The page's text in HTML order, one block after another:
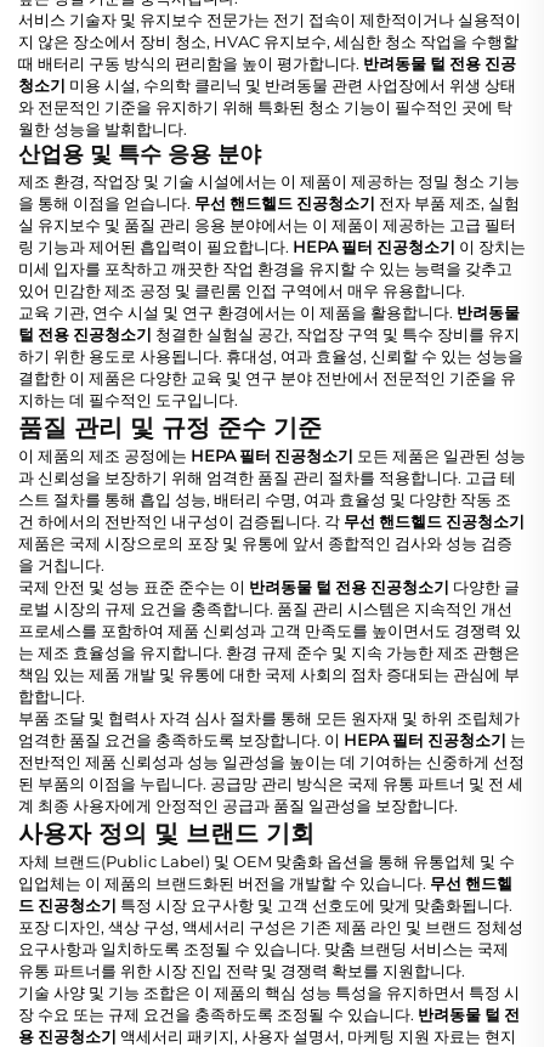
서비스 기술자 및 유지보수 전문가는 전기 접속이 제한적이거나 실용적이
지 않은 장소에서 장비 청소, HVAC 유지보수, 세심한 청소 작업을 수행할
때 배터리 구동 방식의 편리함을 높이 평가합니다. 반려동물 털 전용 진공
청소기 미용 시설, 수의학 클리닉 및 반려동물 관련 사업장에서 위생 상태
와 전문적인 기준을 유지하기 위해 특화된 청소 기능이 필수적인 곳에 탁
월한 성능을 발휘합니다.
산업용 및 특수 응용 분야
제조 환경, 작업장 및 기술 시설에서는 이 제품이 제공하는 정밀 청소 기능
을 통해 이점을 얻습니다. 무선 핸드헬드 진공청소기 전자 부품 제조, 실험
실 유지보수 및 품질 관리 응용 분야에서는 이 제품이 제공하는 고급 필터
링 기능과 제어된 흡입력이 필요합니다. HEPA 필터 진공청소기 이 장치는
미세 입자를 포착하고 깨끗한 작업 환경을 유지할 수 있는 능력을 갖추고
있어 민감한 제조 공정 및 클린룸 인접 구역에서 매우 유용합니다.
교육 기관, 연수 시설 및 연구 환경에서는 이 제품을 활용합니다. 반려동물
털 전용 진공청소기 청결한 실험실 공간, 작업장 구역 및 특수 장비를 유지
하기 위한 용도로 사용됩니다. 휴대성, 여과 효율성, 신뢰할 수 있는 성능을
결합한 이 제품은 다양한 교육 및 연구 분야 전반에서 전문적인 기준을 유
지하는 데 필수적인 도구입니다.
품질 관리 및 규정 준수 기준
이 제품의 제조 공정에는 HEPA 필터 진공청소기 모든 제품은 일관된 성능
과 신뢰성을 보장하기 위해 엄격한 품질 관리 절차를 적용합니다. 고급 테
스트 절차를 통해 흡입 성능, 배터리 수명, 여과 효율성 및 다양한 작동 조
건 하에서의 전반적인 내구성이 검증됩니다. 각 무선 핸드헬드 진공청소기
제품은 국제 시장으로의 포장 및 유통에 앞서 종합적인 검사와 성능 검증
을 거칩니다.
국제 안전 및 성능 표준 준수는 이 반려동물 털 전용 진공청소기 다양한 글
로벌 시장의 규제 요건을 충족합니다. 품질 관리 시스템은 지속적인 개선
프로세스를 포함하여 제품 신뢰성과 고객 만족도를 높이면서도 경쟁력 있
는 제조 효율성을 유지합니다. 환경 규제 준수 및 지속 가능한 제조 관행은
책임 있는 제품 개발 및 유통에 대한 국제 사회의 점차 증대되는 관심에 부
합합니다.
부품 조달 및 협력사 자격 심사 절차를 통해 모든 원자재 및 하위 조립체가
엄격한 품질 요건을 충족하도록 보장합니다. 이 HEPA 필터 진공청소기 는
전반적인 제품 신뢰성과 성능 일관성을 높이는 데 기여하는 신중하게 선정
된 부품의 이점을 누립니다. 공급망 관리 방식은 국제 유통 파트너 및 전 세
계 최종 사용자에게 안정적인 공급과 품질 일관성을 보장합니다.
사용자 정의 및 브랜드 기회
자체 브랜드(Public Label) 및 OEM 맞춤화 옵션을 통해 유통업체 및 수
입업체는 이 제품의 브랜드화된 버전을 개발할 수 있습니다. 무선 핸드헬
드 진공청소기 특정 시장 요구사항 및 고객 선호도에 맞게 맞춤화됩니다.
포장 디자인, 색상 구성, 액세서리 구성은 기존 제품 라인 및 브랜드 정체성
요구사항과 일치하도록 조정될 수 있습니다. 맞춤 브랜딩 서비스는 국제
유통 파트너를 위한 시장 진입 전략 및 경쟁력 확보를 지원합니다.
기술 사양 및 기능 조합은 이 제품의 핵심 성능 특성을 유지하면서 특정 시
장 수요 또는 규제 요건을 충족하도록 조정될 수 있습니다. 반려동물 털 전
용 진공청소기 액세서리 패키지, 사용자 설명서, 마케팅 지원 자료는 현지